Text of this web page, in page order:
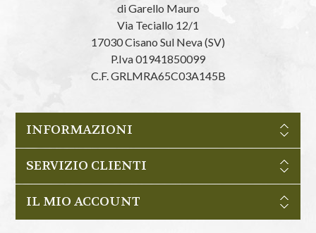
di Garello Mauro
Via Teciallo 12/1
17030 Cisano Sul Neva (SV)
P.Iva 01941850099
C.F. GRLMRA65C03A145B
INFORMAZIONI
SERVIZIO CLIENTI
IL MIO ACCOUNT